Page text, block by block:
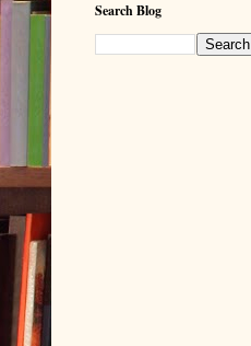
Search Blog